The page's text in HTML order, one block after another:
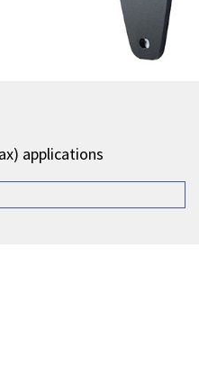
applications